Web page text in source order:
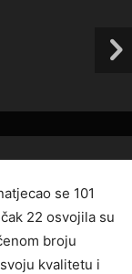
se 101
22 osvojila su
broju
kvalitetu i